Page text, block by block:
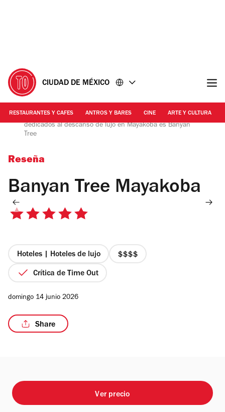
CIUDAD DE MÉXICO
RESTAURANTES Y CAFES ANTROS Y BARES CINE ARTE Y CULTURA
Mauricio Nava | Uno de los hoteles más distinguidos y
dedicados al descanso de lujo en Mayakoba es Banyan
Tree
Reseña
Banyan Tree Mayakoba
5
estrellas
Hoteles | Hoteles de lujo
precio
Crítica de Time Out
domingo 14 junio 2026
Share
Ver precio